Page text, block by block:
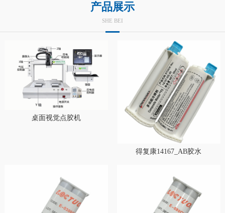
产品展示
SHE BEI
桌面视觉点胶机
得复康14167_AB胶水